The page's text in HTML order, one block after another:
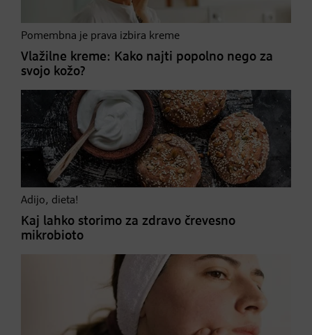
Pomembna je prava izbira kreme
Vlažilne kreme: Kako najti popolno nego za
svojo kožo?
Adijo, dieta!
Kaj lahko storimo za zdravo črevesno
mikrobioto